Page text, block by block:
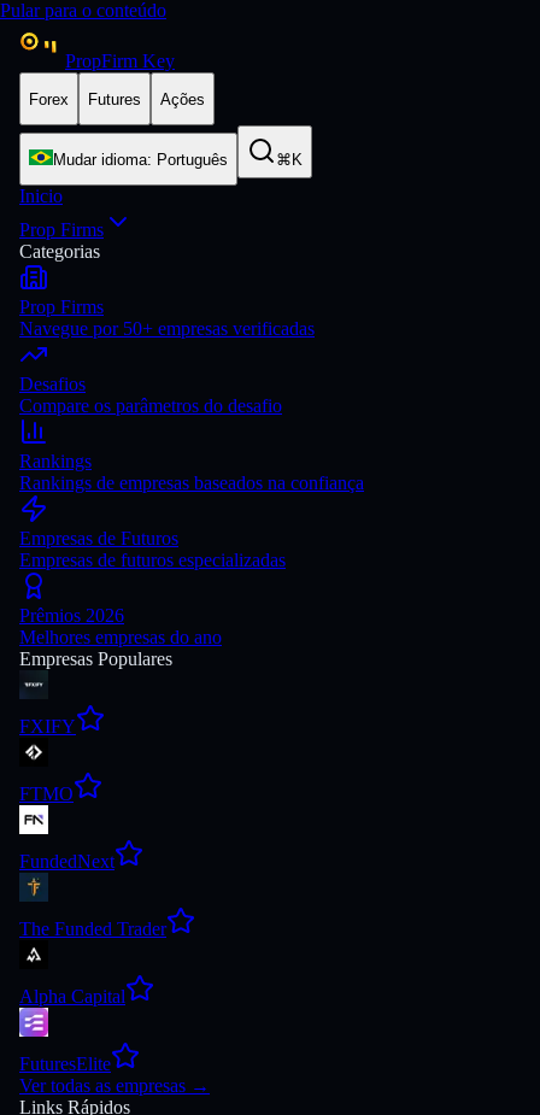
Pular para o conteúdo
PropFirm Key
Forex Futures Ações
Mudar idioma: Português ⌘K
Inicio
Prop Firms
Categorias
Prop Firms
Navegue por 50+ empresas verificadas
Desafios
Compare os parâmetros do desafio
Rankings
Rankings de empresas baseados na confiança
Empresas de Futuros
Empresas de futuros especializadas
Prêmios 2026
Melhores empresas do ano
Empresas Populares
FXIFY
FTMO
FundedNext
The Funded Trader
Alpha Capital
FuturesElite
Ver todas as empresas →
Links Rápidos